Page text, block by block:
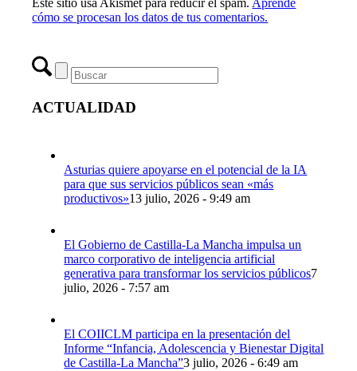
Este sitio usa Akismet para reducir el spam. Aprende
cómo se procesan los datos de tus comentarios.
ACTUALIDAD
Asturias quiere apoyarse en el potencial de la IA
para que sus servicios públicos sean «más
productivos»13 julio, 2026 - 9:49 am
El Gobierno de Castilla-La Mancha impulsa un
marco corporativo de inteligencia artificial
generativa para transformar los servicios públicos7
julio, 2026 - 7:57 am
El COIICLM participa en la presentación del
Informe “Infancia, Adolescencia y Bienestar Digital
de Castilla-La Mancha”3 julio, 2026 - 6:49 am